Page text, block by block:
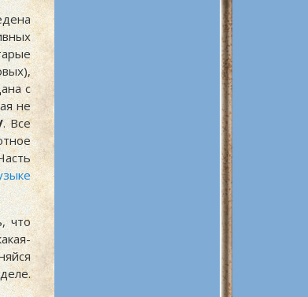
с
не
. Все
что